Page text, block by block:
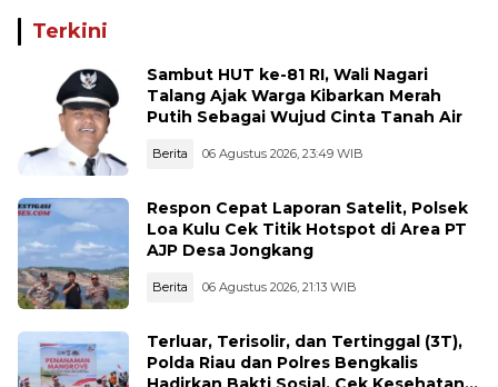
Candipuro Terungkap
Terkini
Sambut HUT ke-81 RI, Wali Nagari
Talang Ajak Warga Kibarkan Merah
Putih Sebagai Wujud Cinta Tanah Air
Berita 06 Agustus 2026, 23:49 WIB
Respon Cepat Laporan Satelit, Polsek
Loa Kulu Cek Titik Hotspot di Area PT
AJP Desa Jongkang
Berita 06 Agustus 2026, 21:13 WIB
Terluar, Terisolir, dan Tertinggal (3T),
Polda Riau dan Polres Bengkalis